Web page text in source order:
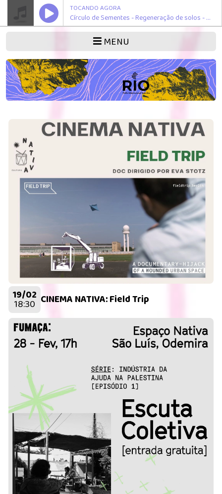
TOCANDO AGORA
Círculo de Sementes - Regeneração de solos - Jornal Mapa - Festa da Semente - Creative Market - Sonoridades e Sabores (Colos)
MENU
19/02
18:30 CINEMA NATIVA: Field Trip